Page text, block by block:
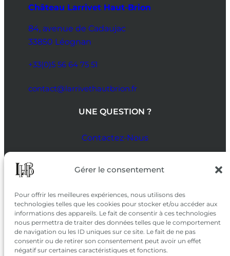
Gérer le consentement
Pour offrir les meilleures expériences, nous utilisons des
technologies telles que les cookies pour stocker et/ou accéder aux
informations des appareils. Le fait de consentir à ces technologies
nous permettra de traiter des données telles que le comportement
de navigation ou les ID uniques sur ce site. Le fait de ne pas
consentir ou de retirer son consentement peut avoir un effet
négatif sur certaines caractéristiques et fonctions.
Château Larrivet Haut-Brion
84, avenue de Cadaujac
33850 Léognan
+33(0)5 56 64 75 51
contact@larrivethautbrion.fr
UNE QUESTION ?
Contactez-Nous
SUIVEZ-NOUS
SUR LES RÉSEAUX